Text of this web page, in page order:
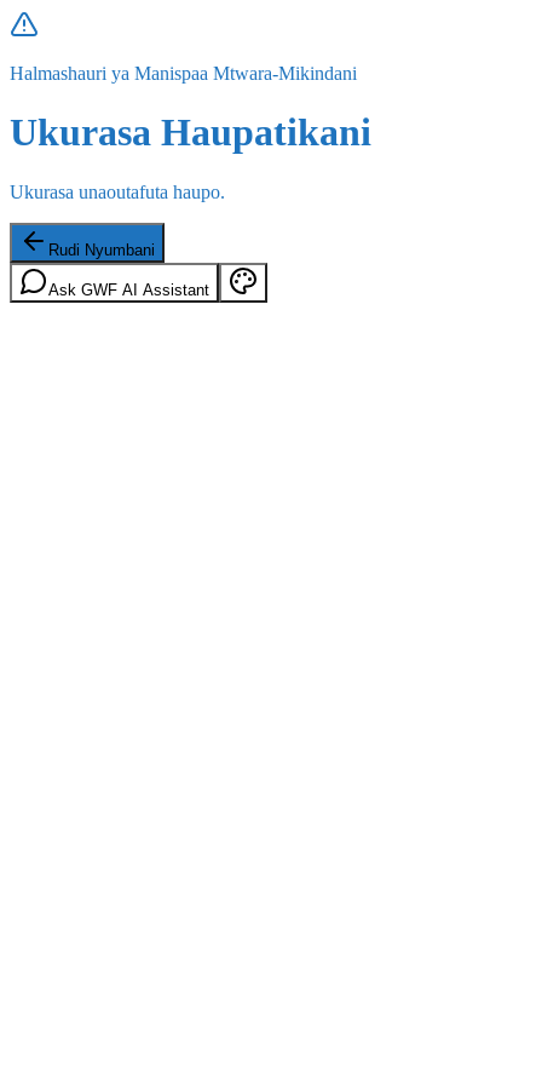
Halmashauri ya Manispaa Mtwara-Mikindani
Ukurasa Haupatikani
Ukurasa unaoutafuta haupo.
Rudi Nyumbani
Ask GWF AI Assistant